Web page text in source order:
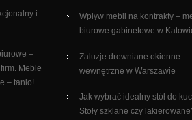
i
–
Meble
– tanio!
Wpływ mebli na kontrakty –
biurowe gabinetowe w
Żaluzje drewniane okienne
wewnętrzne w Warszawie
Jak wybrać idealny stół do
Stoły szklane czy